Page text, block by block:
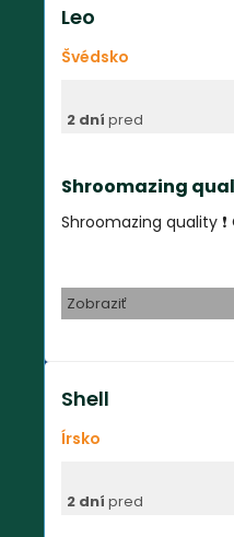
Leo
Švédsko
2 dní pred
Shroomazing
Shroomazing quality
Zobraziť
Shell
Írsko
2 dní pred